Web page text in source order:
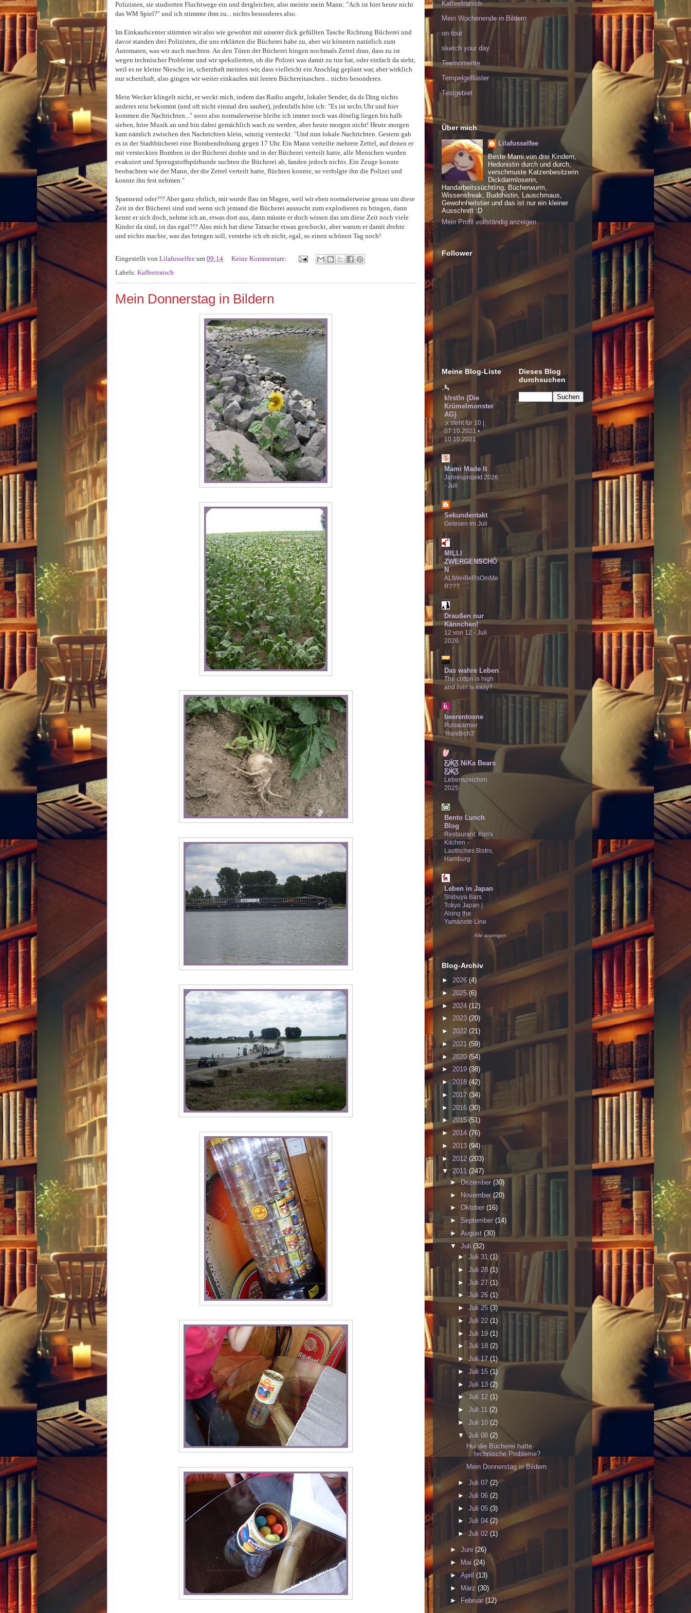
Polizisten, sie studierten Fluchtwege ein und dergleichen, also meinte mein Mann: "Ach ist hier heute nicht
das WM Spiel?" und ich stimmte ihm zu... nichts besonderes also.
Im Einkaufscenter stürmten wir also wie gewohnt mit unserer dick gefüllten Tasche Richtung Bücherei und
davor standen drei Polizisten, die uns erklärten die Bücherei habe zu, aber wir könnten natürlich zum
Automaten, was wir auch machten. An den Türen der Bücherei hingen nochmals Zettel dran, dass zu ist
wegen technischer Probleme und wir spekulierten, ob die Polizei was damit zu tun hat, oder einfach da steht,
weil es ne kleine Niesche ist, scherzhaft meinten wir, dass vielleicht ein Anschlag geplant war, aber wirklich
nur scherzhaft, also gingen wir weiter einkaufen mit leeren Büchereitaschen... nichts besonderes.
Mein Wecker klingelt nicht, er weckt mich, indem das Radio angeht, lokaler Sender, da ds Ding nichts
anderes rein bekommt (und oft nicht einmal den sauber), jedenfalls höre ich: "Es ist sechs Uhr und hier
kommen die Nachrichten..." sooo also normalerweise bleibe ich immer noch was döselig liegen bis halb
sieben, höre Musik an und bin dabei gemächlich wach zu werden, aber heute morgen nicht! Heute morgen
kam nämlich zwischen den Nachrichten klein, winzig versteckt: "Und nun lokale Nachrichten. Gestern gab
es in der Stadtbücherei eine Bombendrohung gegen 17 Uhr. Ein Mann verteilte mehrere Zettel, auf denen er
mit versteckten Bomben in der Bücherei drohte und in der Bücherei verteilt hatte, alle Menschen wurden
evakuiert und Sprengstoffspürhunde suchten die Bücherei ab, fanden jedoch nichts. Ein Zeuge konnte
beobachten wie der Mann, der die Zettel verteilt hatte, flüchten konnte, so verfolgte ihn die Polizei und
konnte ihn fest nehmen."
Spannend oder?!? Aber ganz ehrlich, mir wurde flau im Magen, weil wir eben normalerweise genau um diese
Zeit in der Bücherei sind und wenn sich jemand die Bücherei aussucht zum explodieren zu bringen, dann
kennt er sich doch, nehme ich an, etwas dort aus, dann müsste er doch wissen das um diese Zeit noch viele
Kinder da sind, ist das egal?!? Also mich hat diese Tatsache etwas geschockt, aber warum er damit drohte
und nichts machte, was das bringen soll, verstehe ich eh nicht, egal, so einen schönen Tag noch!
Eingestellt von Lilafusselfee um 09:14
Keine Kommentare:
Labels: Kaffeetratsch
Mein Donnerstag in Bildern
Kaffeetratsch
Mein Wochenende in Bildern
on tour
sketch your day
Teemomente
Tempelgeflüster
Testgebiet
Über mich
Lilafusselfee
Beste Mami von drei Kindern,
Hedonistin durch und durch,
verschmuste Katzenbesitzerin
Dickdarmloserin,
Handarbeitssüchtling, Bücherwurm,
Wissensfreak, Buddhistin, Lauschmaus,
Gewohnheitstier und das ist nur ein kleiner
Ausschnitt :D
Mein Profil vollständig anzeigen
Follower
Meine Blog-Liste
k!rst!n {Die
Krümelmonster
AG}
.x steht für 10 |
07.10.2021 •
10.10.2021
Mami Made It
Jahresprojekt 2026
- Juli
Sekundentakt
Gelesen im Juli
MILLI
ZWERGENSCHÖ
N
ALtWeiBeRsOmMe
R???
Draußen nur
Kännchen!
12 von 12 - Juli
2026
Das wahre Leben
The cotton is high
and livin is easy?
beerentoene
Pulswärmer
'Handlich3'
Ƹ̵̡Ӝ̵̨̄Ʒ NiKa Bears
Ƹ̵̡Ӝ̵̨̄Ʒ
Lebenszeichen
2025
Bento Lunch
Blog
Restaurant: Kim's
Kitchen -
Laotisches Bistro,
Hamburg
Leben in Japan
Shibuya Bars
Tokyo Japan |
Along the
Yamanote Line
Alle anzeigen
Dieses Blog
durchsuchen
Blog-Archiv
► 2026 (4)
► 2025 (6)
► 2024 (12)
► 2023 (20)
► 2022 (21)
► 2021 (59)
► 2020 (54)
► 2019 (38)
►2018 (42)
► 2017 (34)
► 2016 (30)
►2015(51)
► 2014 (76)
► 2013 (94)
► 2012 (203)
▼2011 (247)
►Dezember (30)
► November(20)
► Oktober (16)
► September (14)
► August (30)
▼ Juli (32)
►Juli 31(1)
►Juli 28(1)
►Juli 27(1)
►Juli 26(1)
►Juli 25(3)
►Juli 22(1)
►Juli 19(1)
►Juli 18(2)
►Juli 17(1)
►Juli 15(1)
►Juli 13(2)
►Juli 12(1)
►Juli 11(2)
►Juli 10(2)
▼Juli 08(2)
Hui die Bücherei hatte
technische Probleme?
Mein Donnerstag in Bildern
►Juli 07(2)
►Juli 06(2)
►Juli 05(3)
►Juli 04(2)
►Juli 02(1)
► Juni (26)
►
Mai (24)
► April (13)
► März (30)
►
Februar (12)